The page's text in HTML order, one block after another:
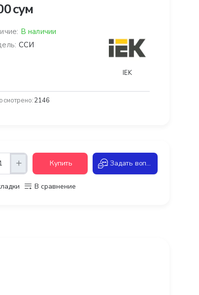
сум
В наличии
ССИ
IEK
2146
Купить Задать вопрос
В сравнение